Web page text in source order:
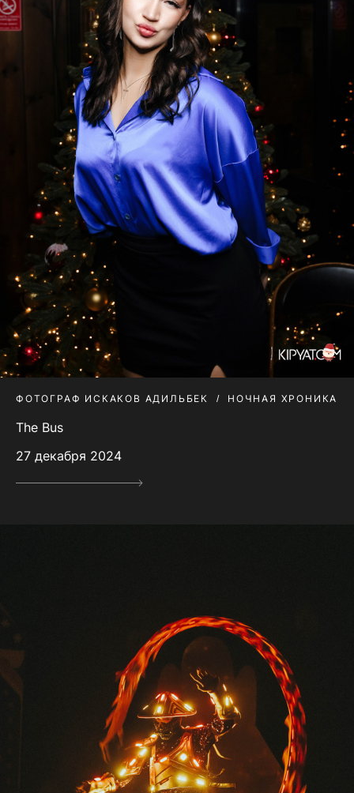
ФОТОГРАФ ИСКАКОВ АДИЛЬБЕК НОЧНАЯ ХРОНИКА
The Bus
27 декабря 2024